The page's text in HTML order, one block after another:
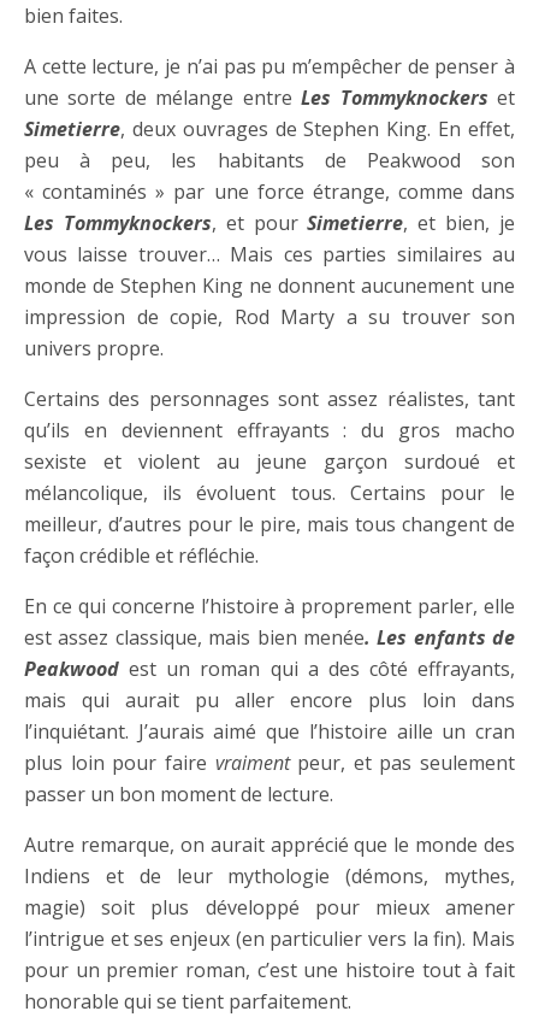
bien faites.
A cette lecture, je n’ai pas pu m’empêcher de penser à
une sorte de mélange entreLes Tommyknockers et
Simetierre, deux ouvrages de Stephen King. En effet,
peu à peu, les habitants de Peakwood son
« contaminés » par une force étrange, comme dans
Les Tommyknockers, et pourSimetierre, et bien, je
vous laisse trouver… Mais ces parties similaires au
monde de Stephen King ne donnent aucunement une
impression de copie, Rod Marty a su trouver son
univers propre.
Certains des personnages sont assez réalistes, tant
qu’ils en deviennent effrayants : du gros macho
sexiste et violent au jeune garçon surdoué et
mélancolique, ils évoluent tous. Certains pour le
meilleur, d’autres pour le pire, mais tous changent de
façon crédible et réfléchie.
En ce qui concerne l’histoire à proprement parler, elle
est assez classique, mais bien menée. Les enfants de
Peakwood est un roman qui a des côté effrayants,
mais qui aurait pu aller encore plus loin dans
l’inquiétant. J’aurais aimé que l’histoire aille un cran
plus loin pour faire vraimentpeur, et pas seulement
passer un bon moment de lecture.
Autre remarque, on aurait apprécié que le monde des
Indiens et de leur mythologie (démons, mythes,
magie) soit plus développé pour mieux amener
l’intrigue et ses enjeux (en particulier vers la fin). Mais
pour un premier roman, c’est une histoire tout à fait
honorable qui se tient parfaitement.